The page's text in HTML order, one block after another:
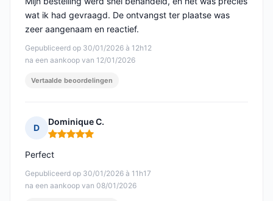
Gepubliceerd op 30/01/2026 à 12h12
na een aankoop van 12/01/2026
wat ik had gevraagd. De ontvangst ter plaatse was
zeer aangenaam en reactief.
Vertaalde beoordelingen
D
Dominique C.
Opmerking: 5 van 5
Gepubliceerd op 30/01/2026 à 11h17
na een aankoop van 08/01/2026
Perfect